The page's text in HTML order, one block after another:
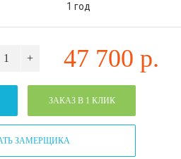
1 год
+ 47 700 р.
ЗАКАЗ В 1 КЛИК
ЗАМЕРЩИКА